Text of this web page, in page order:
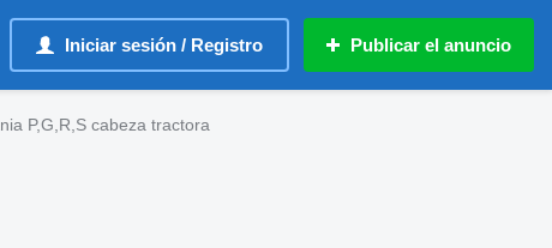
Iniciar sesión / Registro Publicar el anuncio
P,G,R,S cabeza tractora